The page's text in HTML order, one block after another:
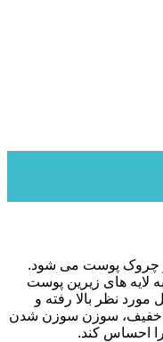
چروک پوست می شود.
لایه های زیرین پوست
نظر بالا رفته و
سوزن سوزن شدن
احساس کند.